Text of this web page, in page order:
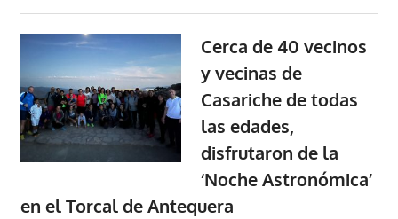
Cerca de 40 vecinos
y vecinas de
Casariche de todas
las edades,
disfrutaron de la
‘Noche Astronómica’
en el Torcal de Antequera